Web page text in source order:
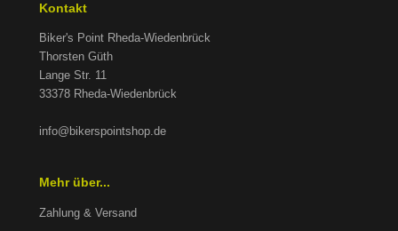
Kontakt
Biker's Point Rheda-Wiedenbrück
Thorsten Güth
Lange Str. 11
33378 Rheda-Wiedenbrück
info@bikerspointshop.de
Mehr über...
Zahlung & Versand